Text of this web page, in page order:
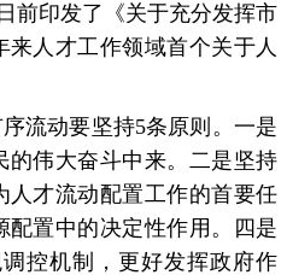
前印发了《关于充分发挥市
人才工作领域首个关于人
流动要坚持5条原则。一是
的伟大奋斗中来。二是坚持
人才流动配置工作的首要任
置中的决定性作用。四是
控机制，更好发挥政府作